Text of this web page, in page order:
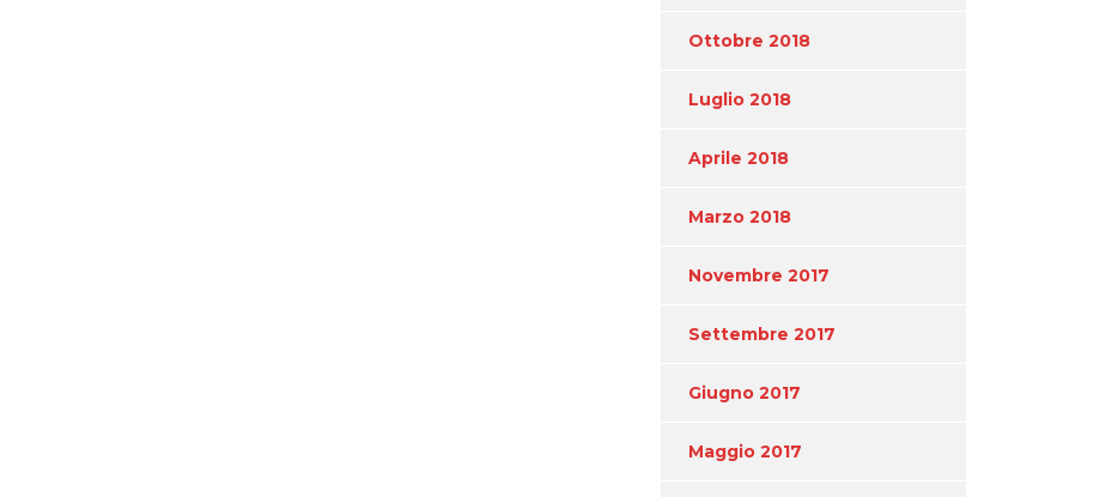
Ottobre 2018
Luglio 2018
Aprile 2018
Marzo 2018
Novembre 2017
Settembre 2017
Giugno 2017
Maggio 2017